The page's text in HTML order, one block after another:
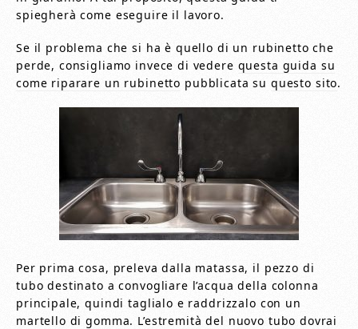
spiegherà come eseguire il lavoro.
Se il problema che si ha è quello di un rubinetto che
perde, consigliamo invece di vedere questa guida su
come riparare un rubinetto pubblicata su questo sito.
Per prima cosa, preleva dalla matassa, il pezzo di
tubo destinato a convogliare l’acqua della colonna
principale, quindi taglialo e raddrizzalo con un
martello di gomma. L’estremità del nuovo tubo dovrai